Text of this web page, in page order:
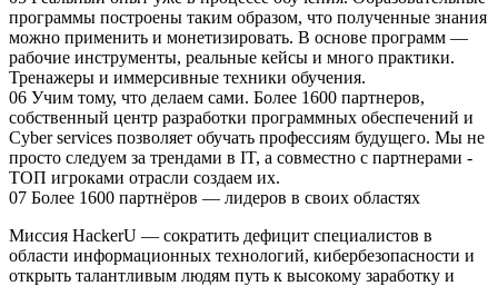
программы построены таким образом, что полученные знания
можно применить и монетизировать. В основе программ —
рабочие инструменты, реальные кейсы и много практики.
Тренажеры и иммерсивные техники обучения.
06 Учим тому, что делаем сами. Более 1600 партнеров,
собственный центр разработки программных обеспечений и
Cyber services позволяет обучать профессиям будущего. Мы не
просто следуем за трендами в IT, а совместно с партнерами -
ТОП игроками отрасли создаем их.
07 Более 1600 партнёров — лидеров в своих областях
Миссия HackerU — сократить дефицит специалистов в
области информационных технологий, кибербезопасности и
открыть талантливым людям путь к высокому заработку и